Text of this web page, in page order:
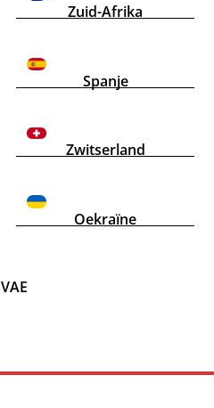
Zuid-Afrika
Spanje
Zwitserland
Oekraïne
VAE